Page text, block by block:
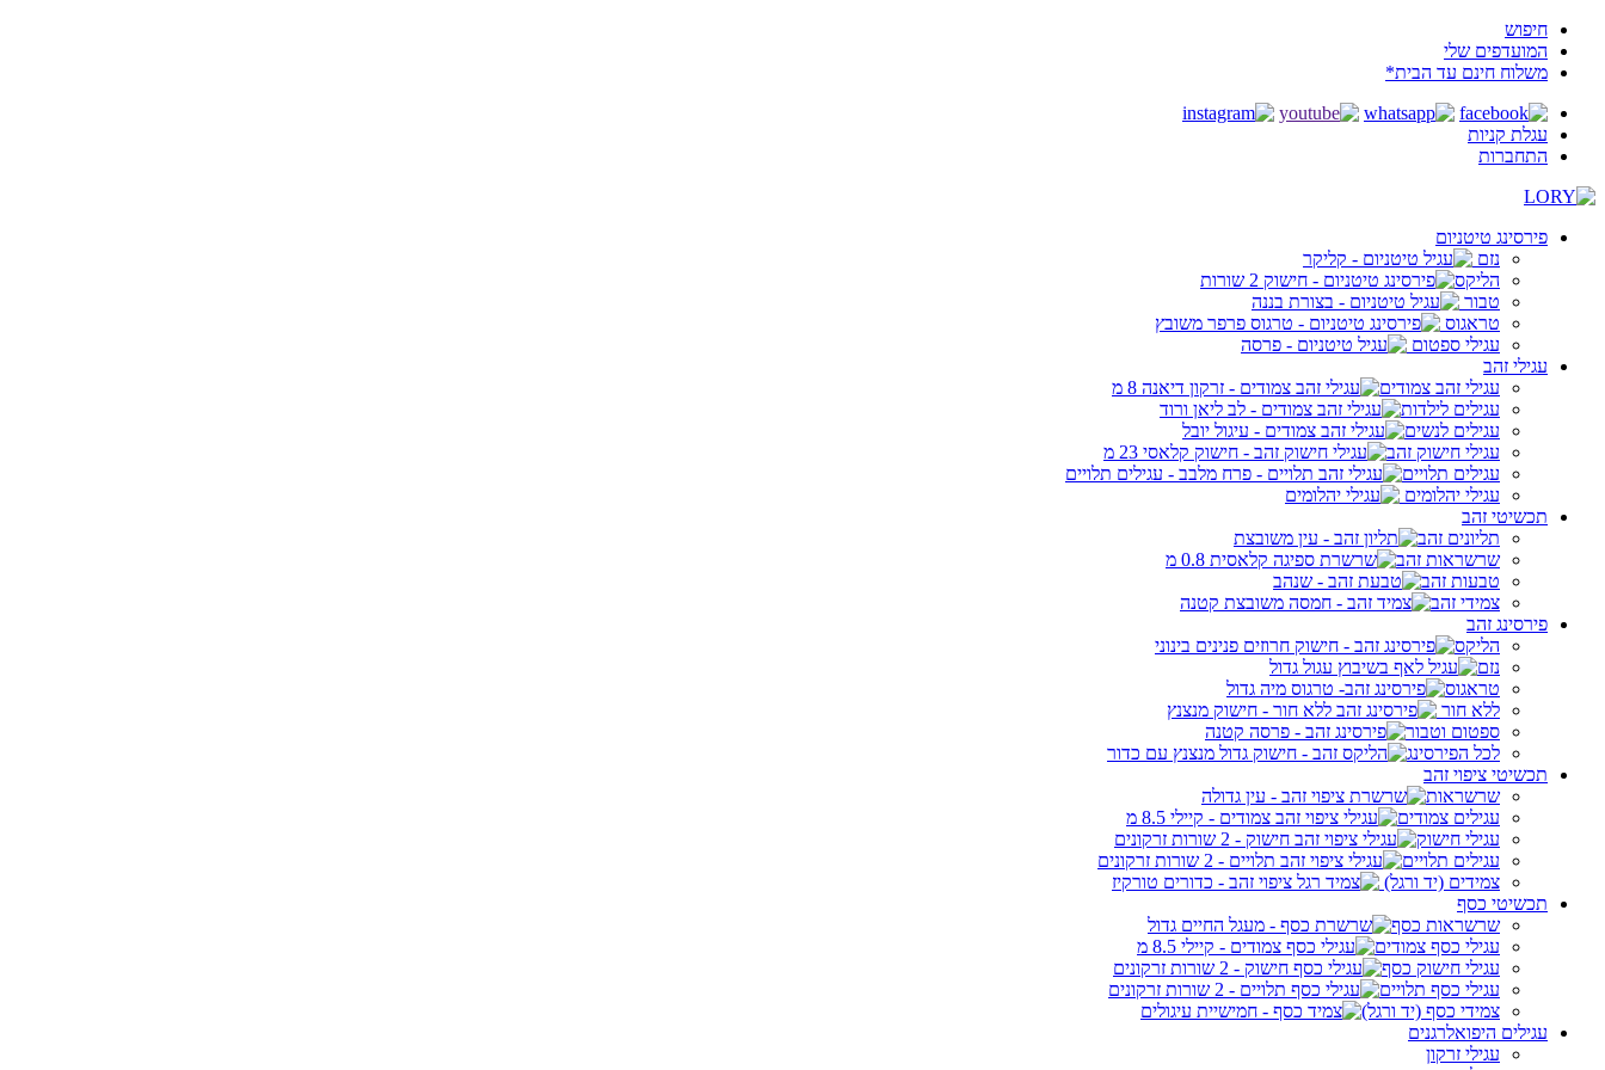
חיפוש
המועדפים שלי
משלוח חינם עד הבית*
עגלת קניות
התחברות
פירסינג טיטניום
נזם
הליקס
טבור
טראגוס
עגילי ספטום
עגילי זהב
עגילי זהב צמודים
עגילים לילדות
עגילים לנשים
עגילי חישוק זהב
עגילים תלויים
עגילי יהלומים
תכשיטי זהב
תליונים זהב
שרשראות זהב
טבעות זהב
צמידי זהב
פירסינג זהב
הליקס
נזם
טראגוס
ללא חור
ספטום וטבור
לכל הפירסינג
תכשיטי ציפוי זהב
שרשראות
עגילים צמודים
עגילי חישוק
עגילים תלויים
צמידים (יד ורגל)
תכשיטי כסף
שרשראות כסף
עגילי כסף צמודים
עגילי חישוק כסף
עגילי כסף תלויים
צמידי כסף (יד ורגל)
עגילים היפואלרגנים
עגילי זרקון